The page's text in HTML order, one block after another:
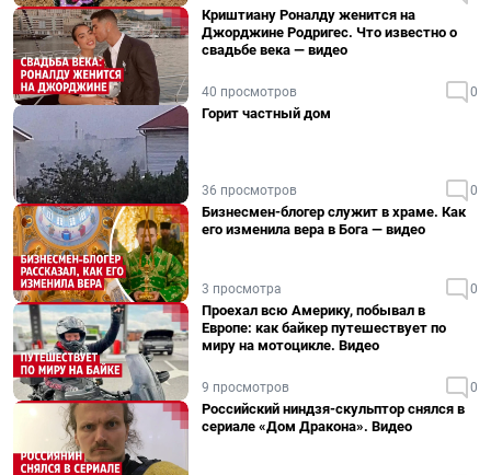
Криштиану Роналду женится на
Джорджине Родригес. Что известно о
свадьбе века — видео
40 просмотров 0
Горит частный дом
36 просмотров 0
Бизнесмен-блогер служит в храме. Как
его изменила вера в Бога — видео
3 просмотра 0
Проехал всю Америку, побывал в
Европе: как байкер путешествует по
миру на мотоцикле. Видео
9 просмотров 0
Российский ниндзя-скульптор снялся в
сериале «Дом Дракона». Видео